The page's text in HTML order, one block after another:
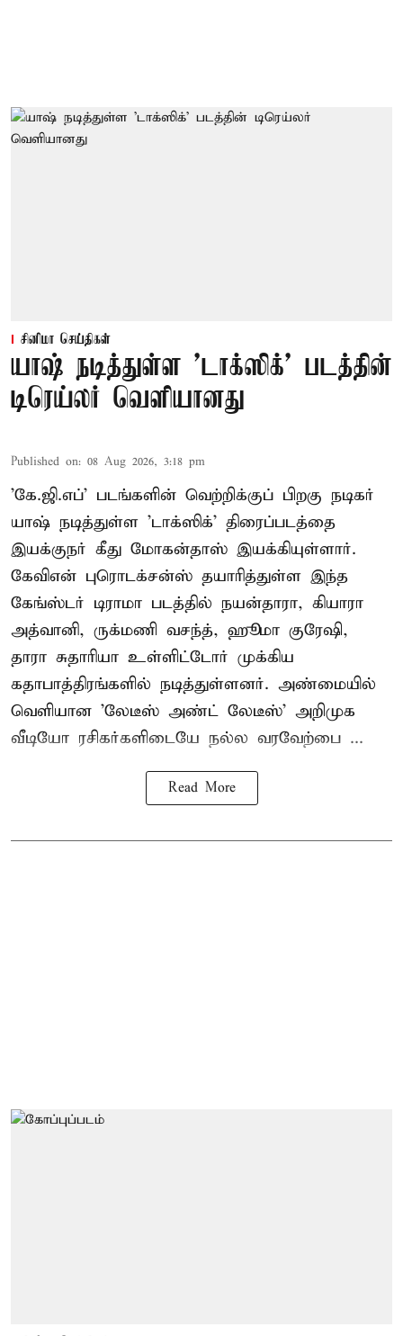
சினிமா செய்திகள்
யாஷ் நடித்துள்ள 'டாக்‌ஸிக்' படத்தின்
டிரெய்லர் வெளியானது
Published on: 08 Aug 2026, 3:18 pm
'கே.ஜி.எப்' படங்களின் வெற்றிக்குப் பிறகு நடிகர்
யாஷ் நடித்துள்ள 'டாக்ஸிக்' திரைப்படத்தை
இயக்குநர் கீது மோகன்தாஸ் இயக்கியுள்ளார்.
கேவிஎன் புரொடக்சன்ஸ் தயாரித்துள்ள இந்த
கேங்ஸ்டர் டிராமா படத்தில் நயன்தாரா, கியாரா
அத்வானி, ருக்மணி வசந்த், ஹூமா குரேஷி,
தாரா சுதாரியா உள்ளிட்டோர் முக்கிய
கதாபாத்திரங்களில் நடித்துள்ளனர். அண்மையில்
வெளியான 'லேடீஸ் அண்ட் லேடீஸ்' அறிமுக
வீடியோ ரசிகர்களிடையே நல்ல வரவேற்பை ...
Read More